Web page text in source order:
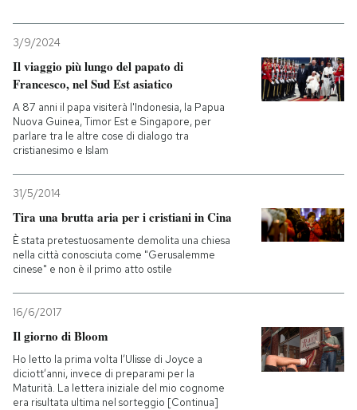
CALENDARIO
AREA PERSONALE
Entra
3/9/2024
Il viaggio più lungo del papato di
Francesco, nel Sud Est asiatico
A 87 anni il papa visiterà l'Indonesia, la Papua
Nuova Guinea, Timor Est e Singapore, per
parlare tra le altre cose di dialogo tra
cristianesimo e Islam
31/5/2014
Tira una brutta aria per i cristiani in Cina
È stata pretestuosamente demolita una chiesa
nella città conosciuta come "Gerusalemme
cinese" e non è il primo atto ostile
16/6/2017
Il giorno di Bloom
Ho letto la prima volta l’Ulisse di Joyce a
diciott’anni, invece di preparami per la
Maturità. La lettera iniziale del mio cognome
era risultata ultima nel sorteggio [Continua]